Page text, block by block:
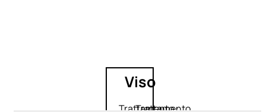
Viso
Trattamento
Trattamento